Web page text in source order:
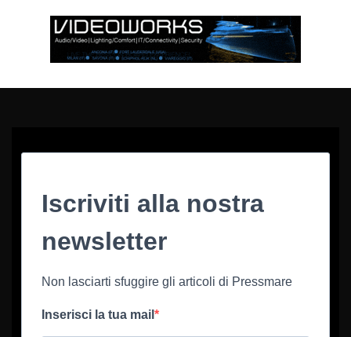
Iscriviti alla nostra
newsletter
Non lasciarti sfuggire gli articoli di Pressmare
Inserisci la tua mail